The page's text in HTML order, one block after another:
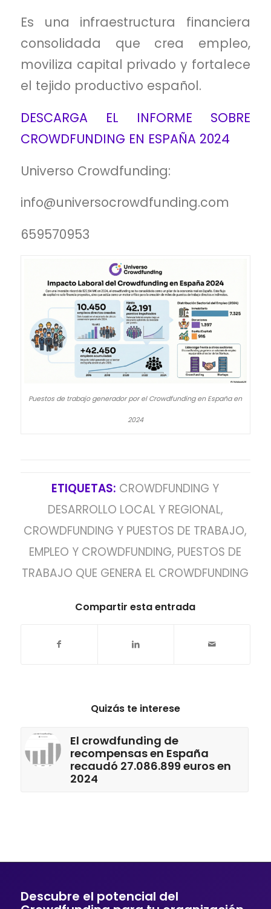
Es una infraestructura financiera
consolidada que crea empleo,
moviliza capital privado y fortalece
el tejido productivo español.
DESCARGA EL INFORME SOBRE
CROWDFUNDING EN ESPAÑA 2024
Universo Crowdfunding:
info@universocrowdfunding.com
659570953
Puestos de trabajo generador por el Crowdfunding en España en
2024
ETIQUETAS: CROWDFUNDING Y
DESARROLLO LOCAL Y REGIONAL,
CROWDFUNDING Y PUESTOS DE TRABAJO,
EMPLEO Y CROWDFUNDING, PUESTOS DE
TRABAJO QUE GENERA EL CROWDFUNDING
Compartir esta entrada
Quizás te interese
El crowdfunding de
recompensas en España
recaudó 27.086.899 euros en
2024
Descubre el potencial del